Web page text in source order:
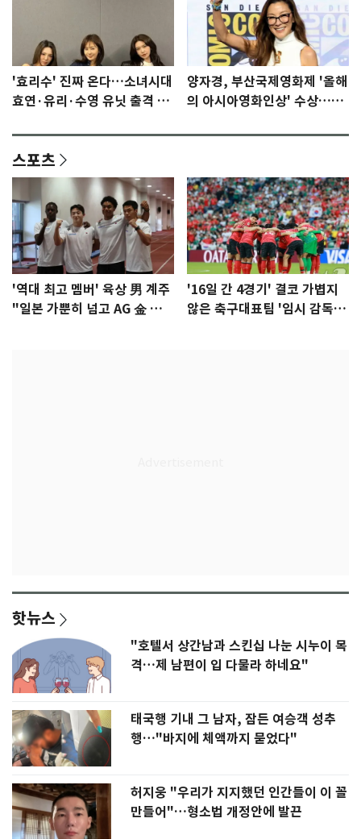
'효리수' 진짜 온다…소녀시대
효연·유리·수영 유닛 출격 [N
양자경, 부산국제영화제 '올해
의 아시아영화인상' 수상…15
스포츠
'역대 최고 멤버' 육상 男 계주
"일본 가뿐히 넘고 AG 金 따겠
'16일 간 4경기' 결코 가볍지
않은 축구대표팀 '임시 감독'
핫뉴스
"호텔서 상간남과 스킨십 나눈 시누이 목
격…제 남편이 입 다물라 하네요"
태국행 기내 그 남자, 잠든 여승객 성추
행…"바지에 체액까지 묻었다"
허지웅 "우리가 지지했던 인간들이 이 꼴
만들어"…형소법 개정안에 발끈